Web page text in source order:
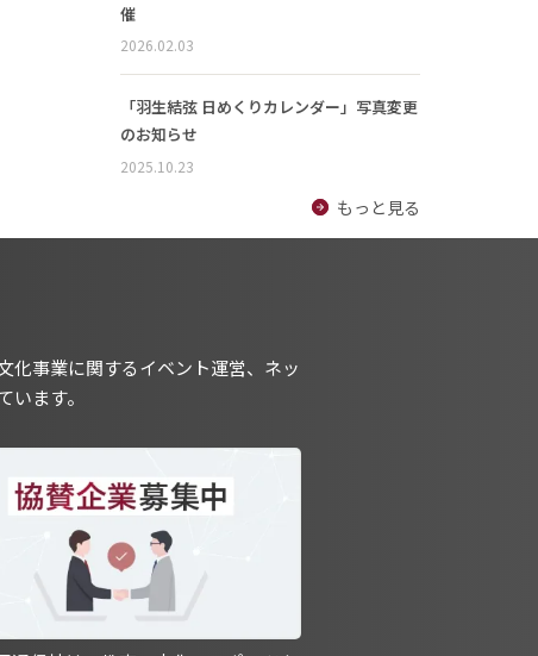
催
2026.02.03
「羽生結弦 日めくりカレンダー」写真変更
のお知らせ
2025.10.23
もっと見る
化事業に関するイベント運営、ネッ
ます。